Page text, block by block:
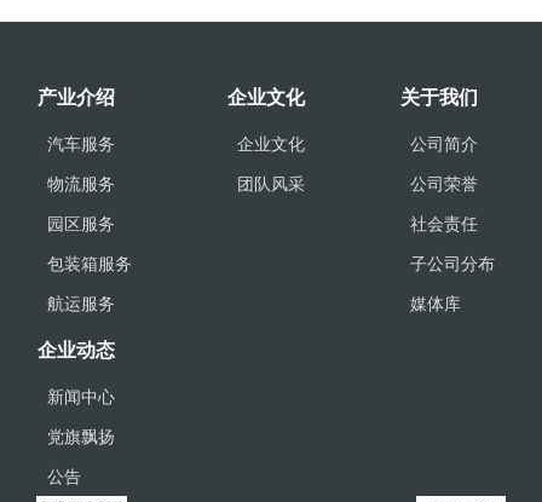
产业介绍
汽车服务
物流服务
园区服务
包装箱服务
航运服务
企业文化
企业文化
团队风采
关于我们
公司简介
公司荣誉
社会责任
子公司分布
媒体库
企业动态
新闻中心
党旗飘扬
公告